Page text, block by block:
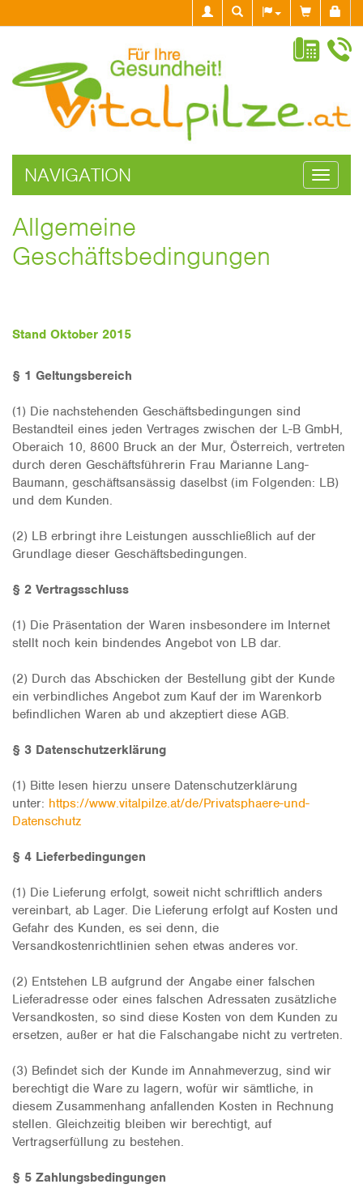
ein-/
NAVIGATION
Allgemeine
Geschäftsbedingungen
Stand Oktober 2015
§ 1 Geltungsbereich
(1) Die nachstehenden Geschäftsbedingungen sind
Bestandteil eines jeden Vertrages zwischen der L-B GmbH,
Oberaich 10, 8600 Bruck an der Mur, Österreich, vertreten
durch deren Geschäftsführerin Frau Marianne Lang-
Baumann, geschäftsansässig daselbst (im Folgenden: LB)
und dem Kunden.
(2) LB erbringt ihre Leistungen ausschließlich auf der
Grundlage dieser Geschäftsbedingungen.
§ 2 Vertragsschluss
(1) Die Präsentation der Waren insbesondere im Internet
stellt noch kein bindendes Angebot von LB dar.
(2) Durch das Abschicken der Bestellung gibt der Kunde
ein verbindliches Angebot zum Kauf der im Warenkorb
befindlichen Waren ab und akzeptiert diese AGB.
§ 3 Datenschutzerklärung
(1) Bitte lesen hierzu unsere Datenschutzerklärung
unter: https://www.vitalpilze.at/de/Privatsphaere-und-
Datenschutz
§ 4 Lieferbedingungen
(1) Die Lieferung erfolgt, soweit nicht schriftlich anders
vereinbart, ab Lager. Die Lieferung erfolgt auf Kosten und
Gefahr des Kunden, es sei denn, die
Versandkostenrichtlinien sehen etwas anderes vor.
(2) Entstehen LB aufgrund der Angabe einer falschen
Lieferadresse oder eines falschen Adressaten zusätzliche
Versandkosten, so sind diese Kosten von dem Kunden zu
ersetzen, außer er hat die Falschangabe nicht zu vertreten.
(3) Befindet sich der Kunde im Annahmeverzug, sind wir
berechtigt die Ware zu lagern, wofür wir sämtliche, in
diesem Zusammenhang anfallenden Kosten in Rechnung
stellen. Gleichzeitig bleiben wir berechtigt, auf
Vertragserfüllung zu bestehen.
§ 5 Zahlungsbedingungen